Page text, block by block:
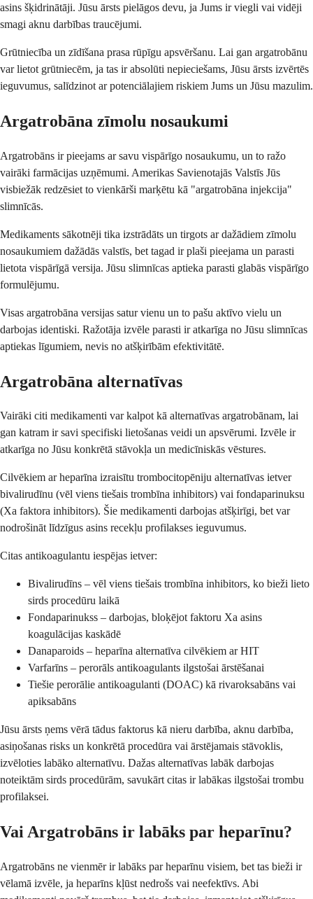
asins šķidrinātāji. Jūsu ārsts pielāgos devu, ja Jums ir viegli vai vidēji
smagi aknu darbības traucējumi.
Grūtniecība un zīdīšana prasa rūpīgu apsvēršanu. Lai gan argatrobānu
var lietot grūtniecēm, ja tas ir absolūti nepieciešams, Jūsu ārsts izvērtēs
ieguvumus, salīdzinot ar potenciālajiem riskiem Jums un Jūsu mazulim.
Argatrobāna zīmolu nosaukumi
Argatrobāns ir pieejams ar savu vispārīgo nosaukumu, un to ražo
vairāki farmācijas uzņēmumi. Amerikas Savienotajās Valstīs Jūs
visbiežāk redzēsiet to vienkārši marķētu kā "argatrobāna injekcija"
slimnīcās.
Medikaments sākotnēji tika izstrādāts un tirgots ar dažādiem zīmolu
nosaukumiem dažādās valstīs, bet tagad ir plaši pieejama un parasti
lietota vispārīgā versija. Jūsu slimnīcas aptieka parasti glabās vispārīgo
formulējumu.
Visas argatrobāna versijas satur vienu un to pašu aktīvo vielu un
darbojas identiski. Ražotāja izvēle parasti ir atkarīga no Jūsu slimnīcas
aptiekas līgumiem, nevis no atšķirībām efektivitātē.
Argatrobāna alternatīvas
Vairāki citi medikamenti var kalpot kā alternatīvas argatrobānam, lai
gan katram ir savi specifiski lietošanas veidi un apsvērumi. Izvēle ir
atkarīga no Jūsu konkrētā stāvokļa un medicīniskās vēstures.
Cilvēkiem ar heparīna izraisītu trombocitopēniju alternatīvas ietver
bivalirudīnu (vēl viens tiešais trombīna inhibitors) vai fondaparinuksu
(Xa faktora inhibitors). Šie medikamenti darbojas atšķirīgi, bet var
nodrošināt līdzīgus asins recekļu profilakses ieguvumus.
Citas antikoagulantu iespējas ietver:
Bivalirudīns – vēl viens tiešais trombīna inhibitors, ko bieži lieto
sirds procedūru laikā
Fondaparinukss – darbojas, bloķējot faktoru Xa asins
koagulācijas kaskādē
Danaparoids – heparīna alternatīva cilvēkiem ar HIT
Varfarīns – perorāls antikoagulants ilgstošai ārstēšanai
Tiešie perorālie antikoagulanti (DOAC) kā rivaroksabāns vai
apiksabāns
Jūsu ārsts ņems vērā tādus faktorus kā nieru darbība, aknu darbība,
asiņošanas risks un konkrētā procedūra vai ārstējamais stāvoklis,
izvēloties labāko alternatīvu. Dažas alternatīvas labāk darbojas
noteiktām sirds procedūrām, savukārt citas ir labākas ilgstošai trombu
profilaksei.
Vai Argatrobāns ir labāks par heparīnu?
Argatrobāns ne vienmēr ir labāks par heparīnu visiem, bet tas bieži ir
vēlamā izvēle, ja heparīns kļūst nedrošs vai neefektīvs. Abi